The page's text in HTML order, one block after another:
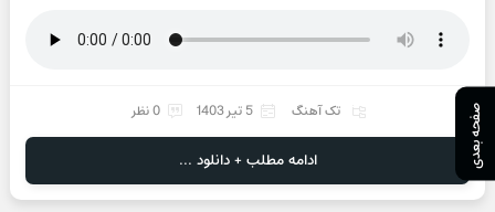
تک آهنگ 5 تیر 1403 0 نظر
ادامه مطلب + دانلود ... صفحه بعدی